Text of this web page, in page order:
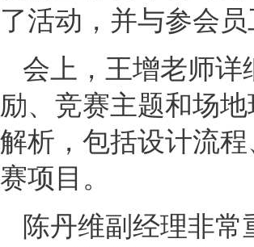
了活动，并与参会
会上，王增老师详
励、竞赛主题和场
解析，包括设计流
赛项目。
陈丹维副经理非